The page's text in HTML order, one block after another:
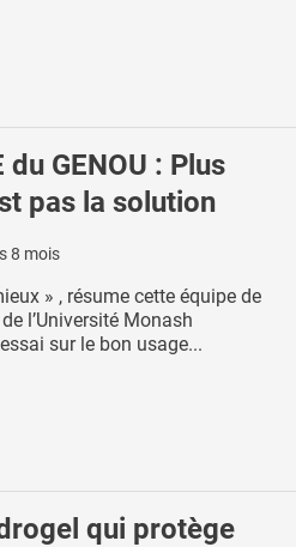
du GENOU : Plus
pas la solution
8 mois
» , résume cette équipe de
l’Université Monash
sur le bon usage...
qui protège